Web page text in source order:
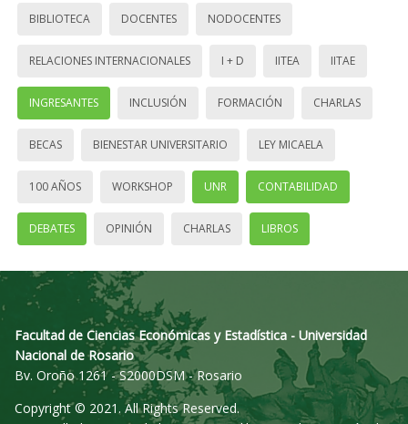
BIBLIOTECA DOCENTES NODOCENTES
RELACIONES INTERNACIONALES I + D IITEA IITAE
INGRESANTES INCLUSIÓN FORMACIÓN CHARLAS
BECAS BIENESTAR UNIVERSITARIO LEY MICAELA
100 AÑOS WORKSHOP UNR CONTABILIDAD
DEBATES OPINIÓN CHARLAS LIBROS
Facultad de Ciencias Económicas y Estadística - Universidad
Nacional de Rosario
Bv. Oroño 1261 - S2000DSM - Rosario
Copyright © 2021. All Rights Reserved.